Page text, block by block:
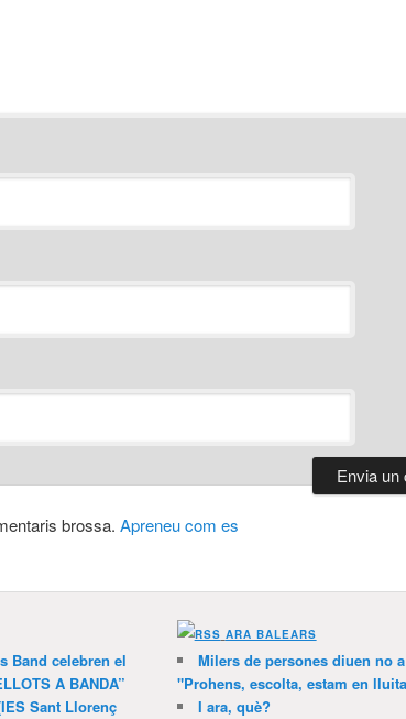
brossa. Apreneu com es
Band celebren el
A BANDA”
Sant Llorenç
ARA BALEARS
Milers de persones diuen no
"Prohens, escolta, estam en
I ara, què?